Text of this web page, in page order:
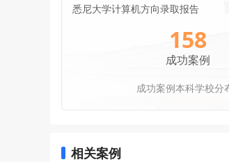
悉尼大学计算机方向录取报告
158
成功案例
成功案例本科学校分
相关案例